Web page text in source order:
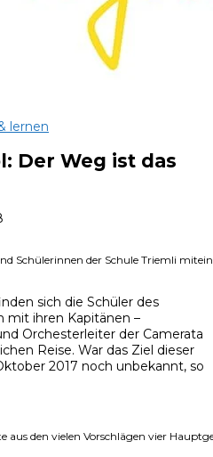
lernen
Der Weg ist das
Schülerinnen der Schule Triemli
sich die Schüler des
mit ihren Kapitänen –
Orchesterleiter der Camerata
Reise. War das Ziel dieser
2017 noch unbekannt, so
aus den vielen Vorschlägen vier